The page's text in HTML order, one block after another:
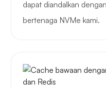
dapat diandalkan
bertenaga NVMe kami.